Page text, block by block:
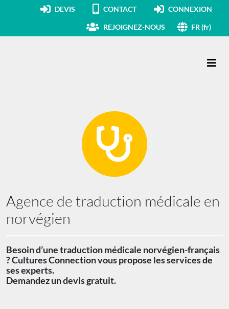
DEVIS CONTACT CONNEXION
REJOIGNEZ-NOUS FR (fr)
Agence de traduction médicale en
norvégien
Besoin d’une traduction médicale norvégien-français
? Cultures Connection vous propose les services de
ses experts.
Demandez un devis gratuit.